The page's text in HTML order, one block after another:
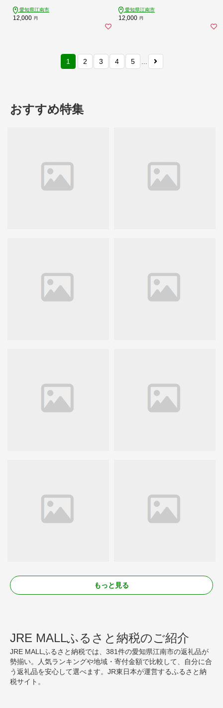
愛知県江南市
12,000 円
かわいい セット
愛知県江南市
12,000 円
1 2 3 4 5
おすすめ特集
もっと見る
JRE MALLふるさと納税のご紹介
JRE MALLふるさと納税では、381件の愛知県江南市の返礼品が
勢揃い。人気ランキングや地域・寄付金額で比較して、自分に合
う返礼品を安心して選べます。JR東日本が運営するふるさと納
税サイト。